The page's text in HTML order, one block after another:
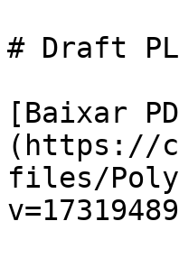
# Draft
[Baixar
(https://
files/